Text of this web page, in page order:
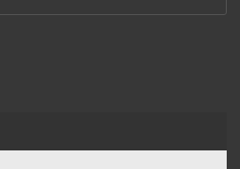
et Ladislav Reznicek ont eu